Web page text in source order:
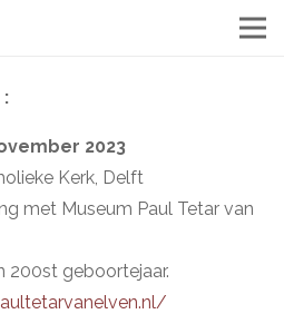
:
2023
Kerk, Delft
met Museum Paul Tetar van
200st geboortejaar.